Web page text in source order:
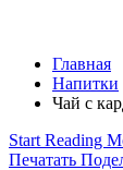
Главная
Напитки
Чай с
Start Reading
Печатать